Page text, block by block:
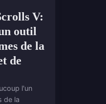
V:
outil
de la
de
l'un
de la